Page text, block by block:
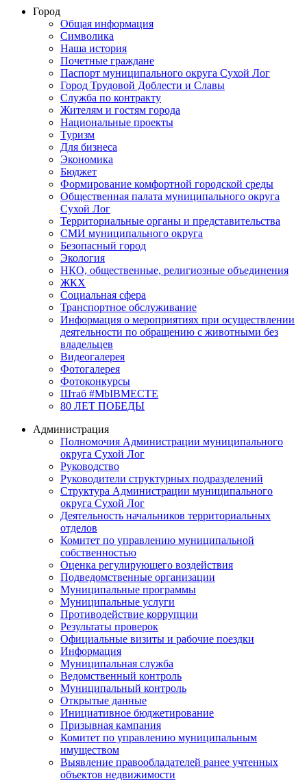
Город
Общая информация
Символика
Наша история
Почетные граждане
Паспорт муниципального округа Сухой Лог
Город Трудовой Доблести и Славы
Служба по контракту
Жителям и гостям города
Национальные проекты
Туризм
Для бизнеса
Экономика
Бюджет
Формирование комфортной городской среды
Общественная палата муниципального округа
Сухой Лог
Территориальные органы и представительства
СМИ муниципального округа
Безопасный город
Экология
НКО, общественные, религиозные объединения
ЖКХ
Социальная сфера
Транспортное обслуживание
Информация о мероприятиях при осуществлении
деятельности по обращению с животными без
владельцев
Видеогалерея
Фотогалерея
Фотоконкурсы
Штаб #MbIBMECTE
80 ЛЕТ ПОБЕДЫ
Администрация
Полномочия Администрации муниципального
округа Сухой Лог
Руководство
Руководители структурных подразделений
Структура Администрации муниципального
округа Сухой Лог
Деятельность начальников территориальных
отделов
Комитет по управлению муниципальной
собственностью
Оценка регулирующего воздействия
Подведомственные организации
Муниципальные программы
Муниципальные услуги
Противодействие коррупции
Результаты проверок
Официальные визиты и рабочие поездки
Информация
Муниципальная служба
Ведомственный контроль
Муниципальный контроль
Открытые данные
Инициативное бюджетирование
Призывная кампания
Комитет по управлению муниципальным
имуществом
Выявление правообладателей ранее учтенных
объектов недвижимости